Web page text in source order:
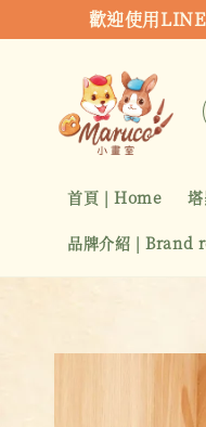
歡迎使用
首頁 | Home
品牌介紹 | Brand